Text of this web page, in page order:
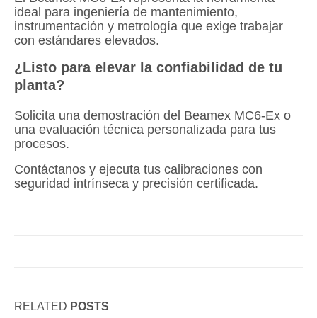
ideal para ingeniería de mantenimiento,
instrumentación y metrología que exige trabajar
con estándares elevados.
¿Listo para elevar la confiabilidad de tu
planta?
Solicita una demostración del Beamex MC6-Ex o
una evaluación técnica personalizada para tus
procesos.
Contáctanos y ejecuta tus calibraciones con
seguridad intrínseca y precisión certificada.
RELATED POSTS